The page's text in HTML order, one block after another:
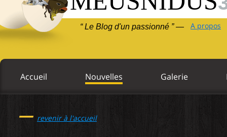
“ Le Blog d'un passionné ” — A propos
Accueil Nouvelles Galerie
— revenir à l'accueil